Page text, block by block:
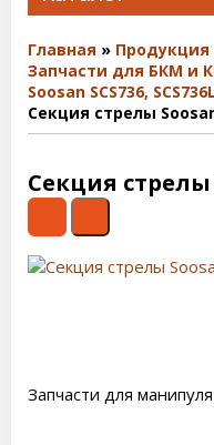
Главная Продукция
Запчасти для БКМ и
Soosan SCS736,
Секция стрелы Soosan
Секция стрелы
Запчасти для